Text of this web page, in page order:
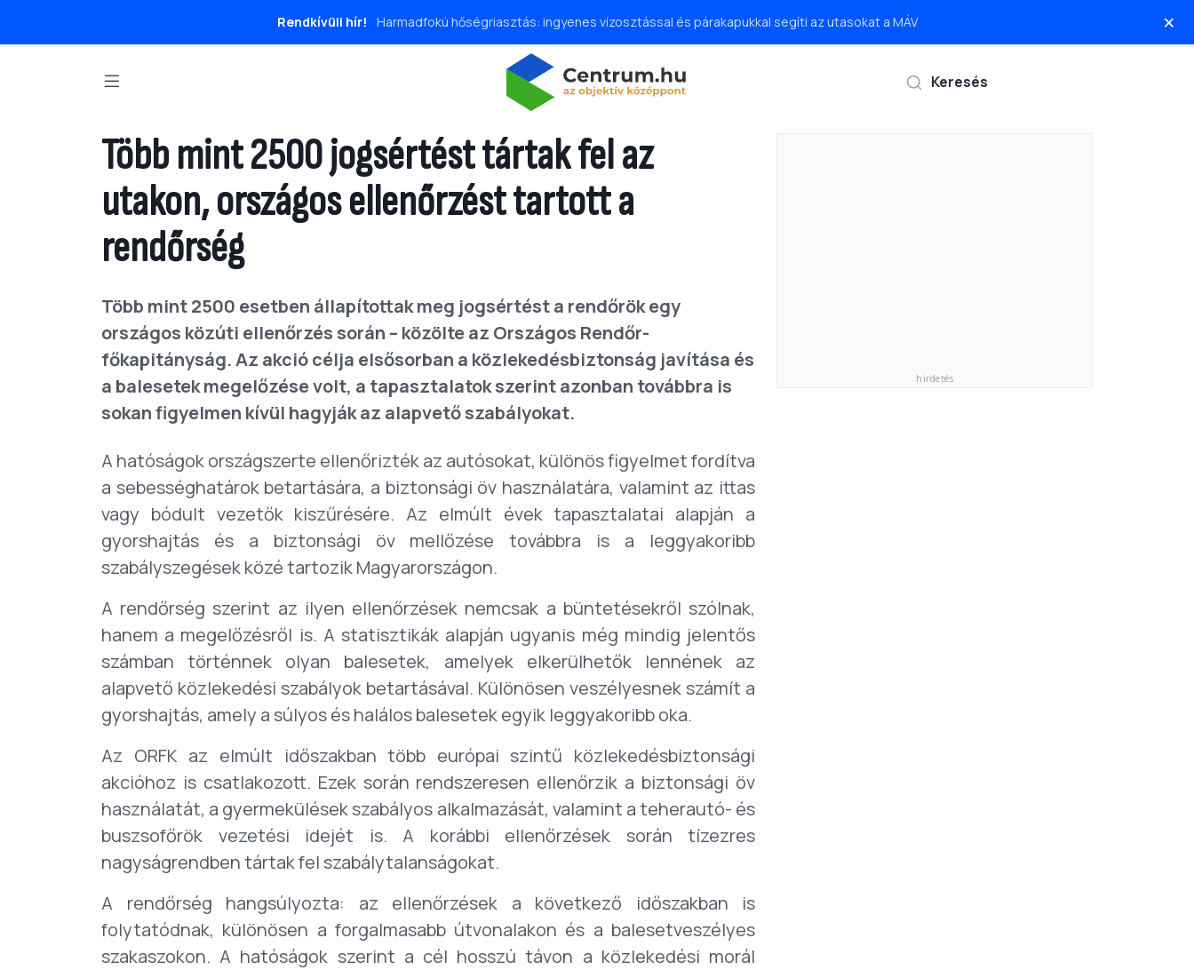
Rendkívüli hír! Harmadfokú hőségriasztás: ingyenes vízosztással és párakapukkal segíti az utasokat a MÁV ×
Több mint 2500 jogsértést tártak fel az
utakon, országos ellenőrzést tartott a
rendőrség
Több mint 2500 esetben állapítottak meg jogsértést a rendőrök egy
országos közúti ellenőrzés során – közölte az Országos Rendőr-
főkapitányság. Az akció célja elsősorban a közlekedésbiztonság javítása és
a balesetek megelőzése volt, a tapasztalatok szerint azonban továbbra is
sokan figyelmen kívül hagyják az alapvető szabályokat.
A hatóságok országszerte ellenőrizték az autósokat, különös figyelmet fordítva
a sebességhatárok betartására, a biztonsági öv használatára, valamint az ittas
vagy bódult vezetők kiszűrésére. Az elmúlt évek tapasztalatai alapján a
gyorshajtás és a biztonsági öv mellőzése továbbra is a leggyakoribb
szabályszegések közé tartozik Magyarországon.
A rendőrség szerint az ilyen ellenőrzések nemcsak a büntetésekről szólnak,
hanem a megelőzésről is. A statisztikák alapján ugyanis még mindig jelentős
számban történnek olyan balesetek, amelyek elkerülhetők lennének az
alapvető közlekedési szabályok betartásával. Különösen veszélyesnek számít a
gyorshajtás, amely a súlyos és halálos balesetek egyik leggyakoribb oka.
Az ORFK az elmúlt időszakban több európai szintű közlekedésbiztonsági
akcióhoz is csatlakozott. Ezek során rendszeresen ellenőrzik a biztonsági öv
használatát, a gyermekülések szabályos alkalmazását, valamint a teherautó- és
buszsofőrök vezetési idejét is. A korábbi ellenőrzések során tízezres
nagyságrendben tártak fel szabálytalanságokat.
A rendőrség hangsúlyozta: az ellenőrzések a következő időszakban is
folytatódnak, különösen a forgalmasabb útvonalakon és a balesetveszélyes
szakaszokon. A hatóságok szerint a cél hosszú távon a közlekedési morál